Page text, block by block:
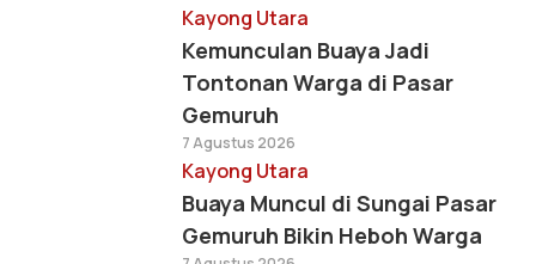
Kayong Utara
Kemunculan Buaya Jadi
Tontonan Warga di Pasar
Gemuruh
7 Agustus 2026
Kayong Utara
Buaya Muncul di Sungai Pasar
Gemuruh Bikin Heboh Warga